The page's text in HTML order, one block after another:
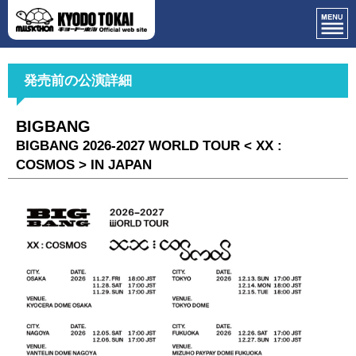
発売前の公演詳細
BIGBANG
BIGBANG 2026-2027 WORLD TOUR < XX :
COSMOS > IN JAPAN